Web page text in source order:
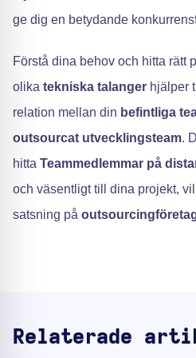
ge dig en betydande
Förstå dina behov och hitta rätt
olika tekniska talanger hjälper
relation mellan din befintliga
outsourcat utvecklingsteam.
hitta Teammedlemmar på
och väsentligt till dina projekt,
satsning på
Relaterade